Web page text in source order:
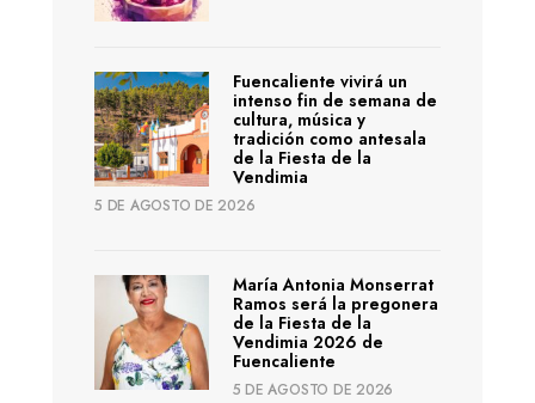
Fuencaliente vivirá un
intenso fin de semana de
cultura, música y
tradición como antesala
de la Fiesta de la
Vendimia
5 DE AGOSTO DE 2026
María Antonia Monserrat
Ramos será la pregonera
de la Fiesta de la
Vendimia 2026 de
Fuencaliente
5 DE AGOSTO DE 2026